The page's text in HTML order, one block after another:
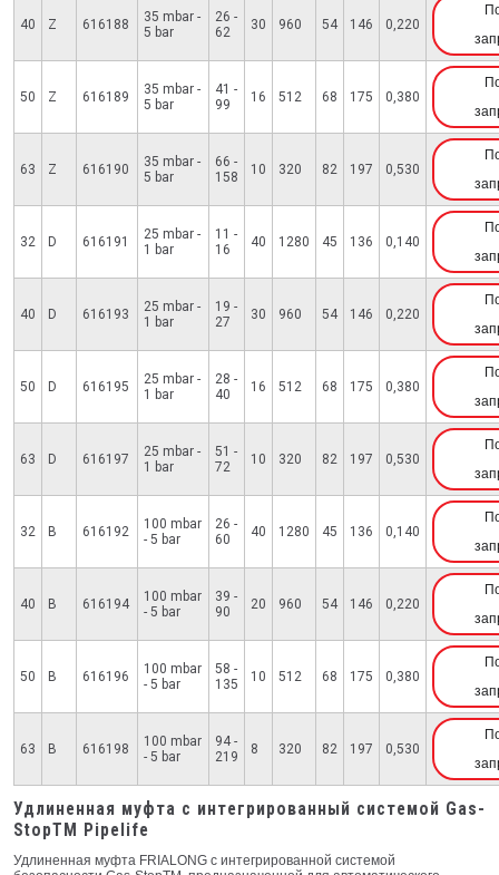
40 Z 616188
35 mbar -
5 bar
26 -
62
30 960 54 146 0,220
50 Z 616189
35 mbar -
5 bar
41 -
99
16 512 68 175 0,380
63 Z 616190
35 mbar -
5 bar
66 -
158
10 320 82 197 0,530
32 D 616191
25 mbar -
1 bar
11 -
16
40 1280 45 136 0,140
40 D 616193
25 mbar -
1 bar
19 -
27
30 960 54 146 0,220
50 D 616195
25 mbar -
1 bar
28 -
40
16 512 68 175 0,380
63 D 616197
25 mbar -
1 bar
51 -
72
10 320 82 197 0,530
32 B 616192
100 mbar
- 5 bar
26 -
60
40 1280 45 136 0,140
40 B 616194
100 mbar
- 5 bar
39 -
90
20 960 54 146 0,220
50 B 616196
100 mbar
- 5 bar
58 -
135
10 512 68 175 0,380
63 B 616198
100 mbar
- 5 bar
94 -
219
8 320 82 197 0,530
Удлиненная муфта с интегрированный системой Gas-
StopTM Pipelife
Удлиненная муфта FRIALONG c интегрированной системой